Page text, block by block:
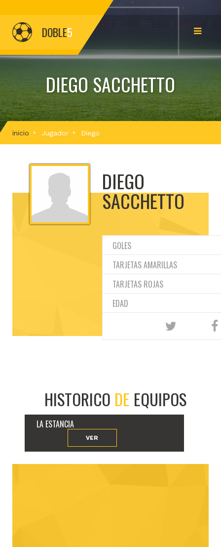
DOBLE5
DIEGO SACCHETTO
inicio Jugador Diego
DIEGO
SACCHETTO
GOLES
TARJETAS AMARILLAS
TARJETAS ROJAS
EDAD
HISTORICO DE EQUIPOS
LA ESTANCIA
VER